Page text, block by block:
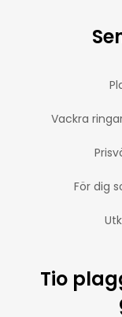
Vackra
För dig
Tio